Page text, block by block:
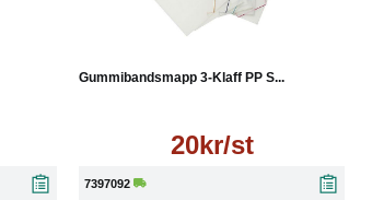
Gummibandsmapp 3-Klaff PP S...
20kr/st
7397092
Läs mer